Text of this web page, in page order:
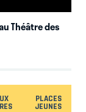
Théâtre des
PLACES
JEUNES